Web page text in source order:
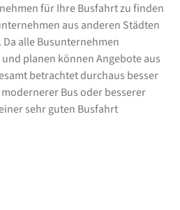
für Ihre Busfahrt zu finden
aus anderen Städten
alle Busunternehmen
planen können Angebote aus
betrachtet durchaus besser
Bus oder besserer
sehr guten Busfahrt